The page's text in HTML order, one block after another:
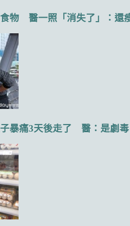
物 醫一照「消失了」：還
暴痛3天後走了 醫：是劇毒